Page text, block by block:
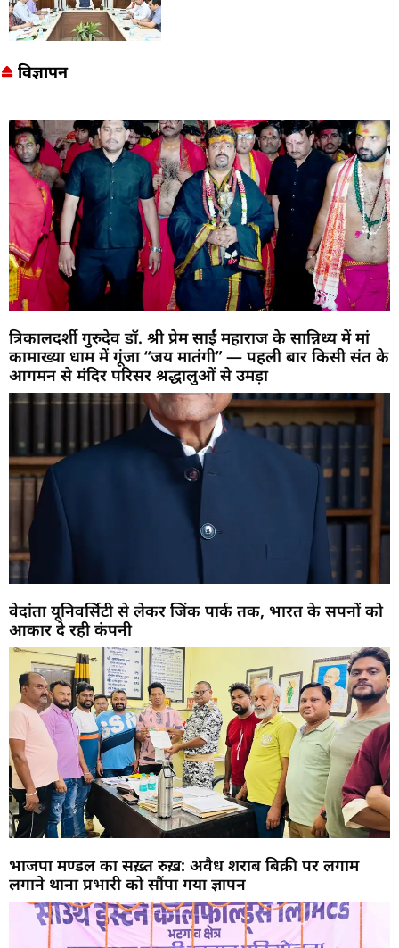
विज्ञापन
त्रिकालदर्शी गुरुदेव डॉ. श्री प्रेम साईं महाराज के सान्निध्य में मां
कामाख्या धाम में गूंजा “जय मातंगी” — पहली बार किसी संत के
आगमन से मंदिर परिसर श्रद्धालुओं से उमड़ा
वेदांता यूनिवर्सिटी से लेकर जिंक पार्क तक, भारत के सपनों को
आकार दे रही कंपनी
भाजपा मण्डल का सख़्त रुख़: अवैध शराब बिक्री पर लगाम
लगाने थाना प्रभारी को सौंपा गया ज्ञापन